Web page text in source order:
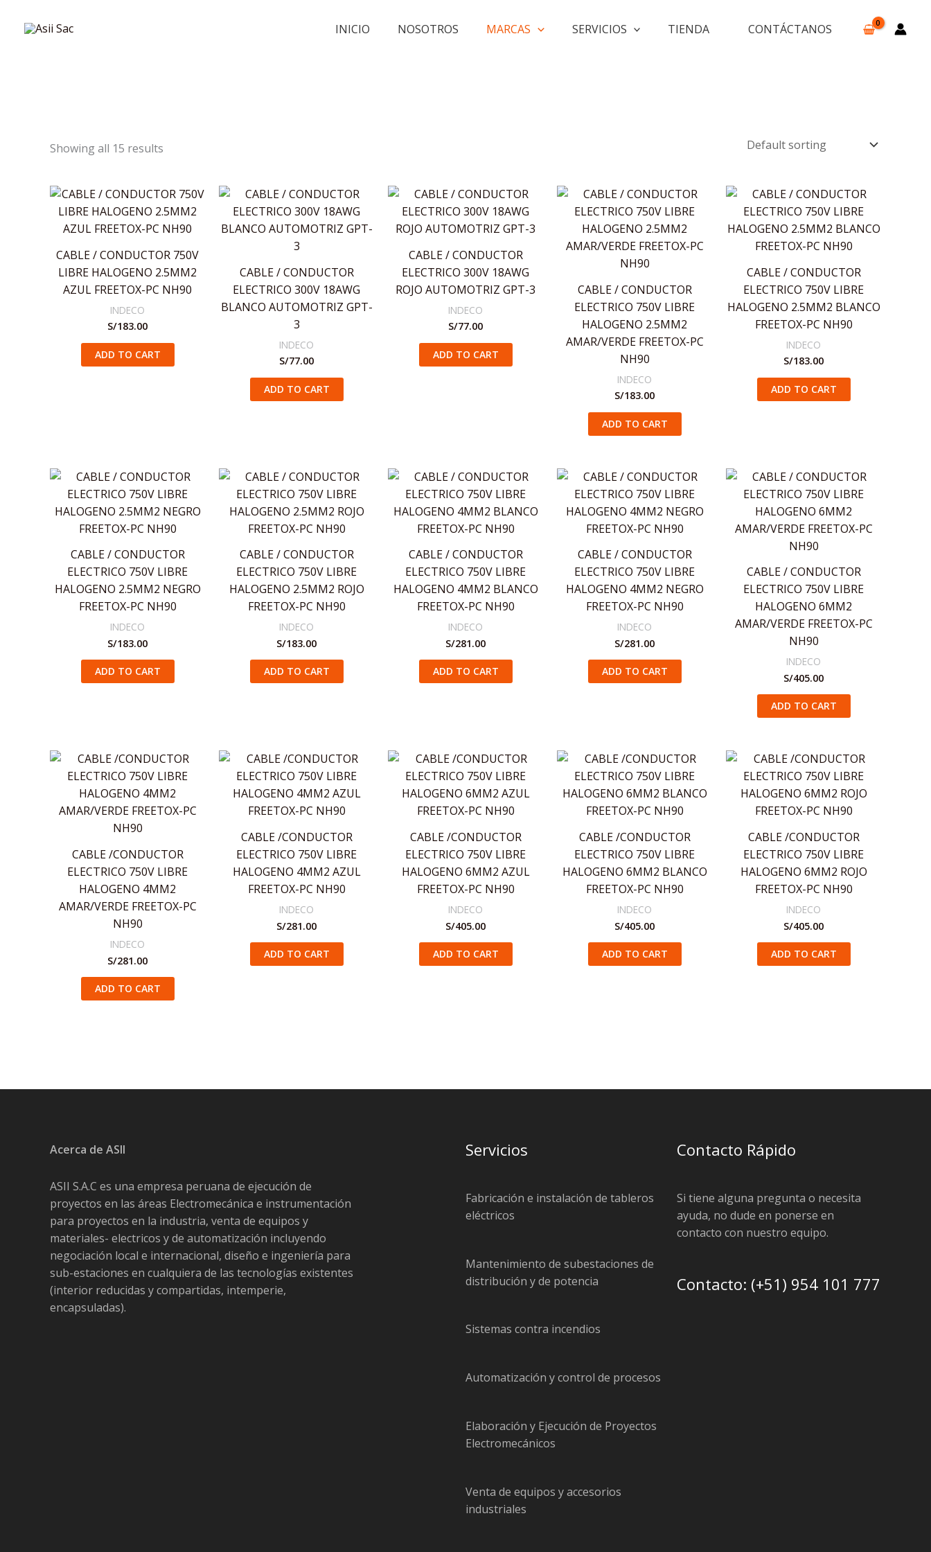
INICIO NOSOTROS MARCAS SERVICIOS TIENDA CONTÁCTANOS
Showing all 15 results
CABLE / CONDUCTOR 750V
LIBRE HALOGENO 2.5MM2
AZUL FREETOX-PC NH90
INDECO
S/183.00
ADD TO CART
CABLE / CONDUCTOR
ELECTRICO 300V 18AWG
BLANCO AUTOMOTRIZ GPT-
3
INDECO
S/77.00
ADD TO CART
CABLE / CONDUCTOR
ELECTRICO 300V 18AWG
ROJO AUTOMOTRIZ GPT-3
INDECO
S/77.00
ADD TO CART
CABLE / CONDUCTOR
ELECTRICO 750V LIBRE
HALOGENO 2.5MM2
AMAR/VERDE FREETOX-PC
NH90
INDECO
S/183.00
ADD TO CART
CABLE / CONDUCTOR
ELECTRICO 750V LIBRE
HALOGENO 2.5MM2 BLANCO
FREETOX-PC NH90
INDECO
S/183.00
ADD TO CART
CABLE / CONDUCTOR
ELECTRICO 750V LIBRE
HALOGENO 2.5MM2 NEGRO
FREETOX-PC NH90
INDECO
S/183.00
ADD TO CART
CABLE / CONDUCTOR
ELECTRICO 750V LIBRE
HALOGENO 2.5MM2 ROJO
FREETOX-PC NH90
INDECO
S/183.00
ADD TO CART
CABLE / CONDUCTOR
ELECTRICO 750V LIBRE
HALOGENO 4MM2 BLANCO
FREETOX-PC NH90
INDECO
S/281.00
ADD TO CART
CABLE / CONDUCTOR
ELECTRICO 750V LIBRE
HALOGENO 4MM2 NEGRO
FREETOX-PC NH90
INDECO
S/281.00
ADD TO CART
CABLE / CONDUCTOR
ELECTRICO 750V LIBRE
HALOGENO 6MM2
AMAR/VERDE FREETOX-PC
NH90
INDECO
S/405.00
ADD TO CART
CABLE /CONDUCTOR
ELECTRICO 750V LIBRE
HALOGENO 4MM2
AMAR/VERDE FREETOX-PC
NH90
INDECO
S/281.00
ADD TO CART
CABLE /CONDUCTOR
ELECTRICO 750V LIBRE
HALOGENO 4MM2 AZUL
FREETOX-PC NH90
INDECO
S/281.00
ADD TO CART
CABLE /CONDUCTOR
ELECTRICO 750V LIBRE
HALOGENO 6MM2 AZUL
FREETOX-PC NH90
INDECO
S/405.00
ADD TO CART
CABLE /CONDUCTOR
ELECTRICO 750V LIBRE
HALOGENO 6MM2 BLANCO
FREETOX-PC NH90
INDECO
S/405.00
ADD TO CART
CABLE /CONDUCTOR
ELECTRICO 750V LIBRE
HALOGENO 6MM2 ROJO
FREETOX-PC NH90
INDECO
S/405.00
ADD TO CART
Acerca de ASII
ASII S.A.C es una empresa peruana de ejecución de
proyectos en las áreas Electromecánica e instrumentación
para proyectos en la industria, venta de equipos y
materiales- electricos y de automatización incluyendo
negociación local e internacional, diseño e ingeniería para
sub-estaciones en cualquiera de las tecnologías existentes
(interior reducidas y compartidas, intemperie,
encapsuladas).
Servicios
Fabricación e instalación de tableros
eléctricos
Mantenimiento de subestaciones de
distribución y de potencia
Sistemas contra incendios
Automatización y control de procesos
Elaboración y Ejecución de Proyectos
Electromecánicos
Venta de equipos y accesorios
industriales
Contacto Rápido
Si tiene alguna pregunta o necesita
ayuda, no dude en ponerse en
contacto con nuestro equipo.
Contacto: (+51) 954 101 777